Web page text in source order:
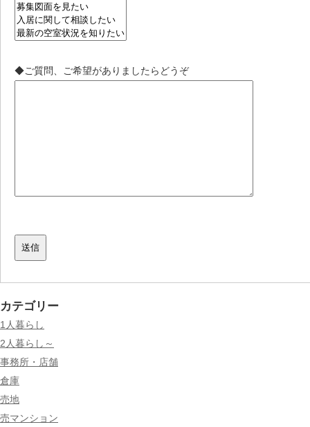
◆ご質問、ご希望がありましたらどうぞ
カテゴリー
1人暮らし
2人暮らし～
事務所・店舗
倉庫
売地
売マンション